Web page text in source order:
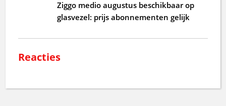
Ziggo medio augustus beschikbaar op
glasvezel: prijs abonnementen gelijk
Reacties